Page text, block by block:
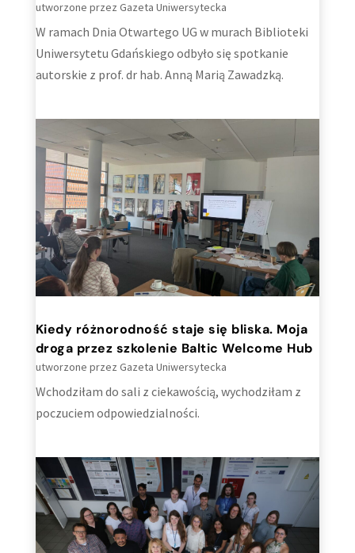
utworzone przez Gazeta Uniwersytecka
W ramach Dnia Otwartego UG w murach Biblioteki
Uniwersytetu Gdańskiego odbyło się spotkanie
autorskie z prof. dr hab. Anną Marią Zawadzką.
Kiedy różnorodność staje się bliska. Moja
droga przez szkolenie Baltic Welcome Hub
utworzone przez Gazeta Uniwersytecka
Wchodziłam do sali z ciekawością, wychodziłam z
poczuciem odpowiedzialności.